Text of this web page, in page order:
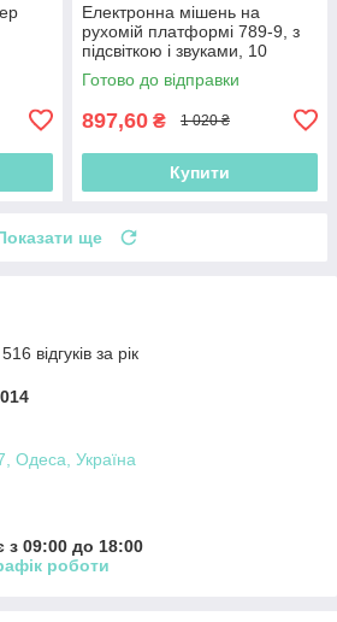
Електронна мішень на
рухомій платформі 789-9, з
підсвіткою і звуками, 10
патронів
Готово до відправки
897,60 ₴ 1 020 ₴
Купити
ще
відгуків за рік
Одеса, Україна
з 09:00 до 18:00
роботи